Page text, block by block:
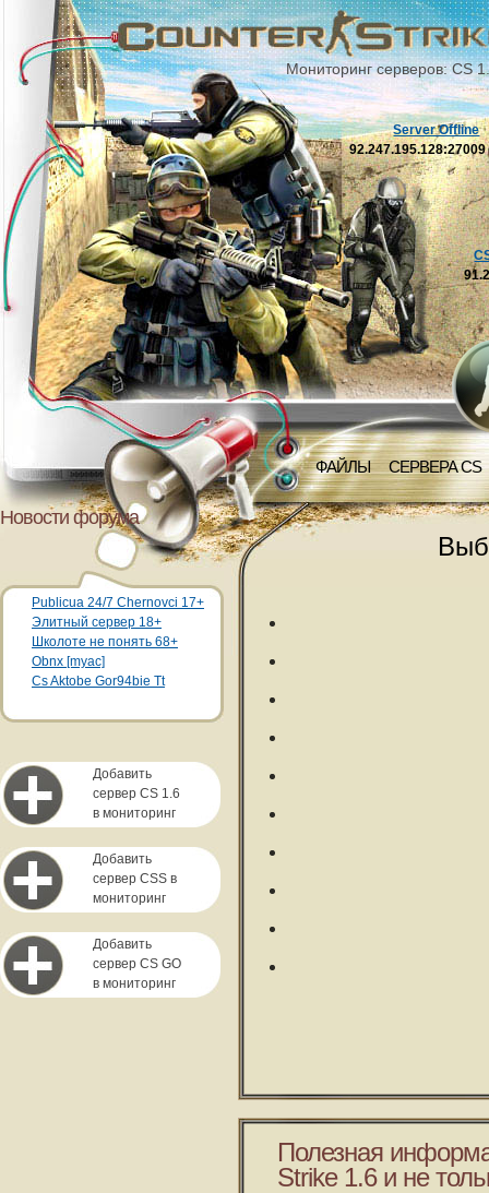
Мониторинг серверов: CS
ФАЙЛЫ СЕРВЕРА CS
Server Offline
92.247.195.128:27009
Новости форума
Publicua 24/7 Chernovci 17+
Элитный сервер 18+
Школоте не понять 68+
Obnx [myac]
Cs Aktobe Gor94bie Tt
Добавить
сервер CS 1.6
в мониторинг
Добавить
сервер CSS в
мониторинг
Добавить
сервер CS GO
в мониторинг
Полезная
Strike 1.6 и не